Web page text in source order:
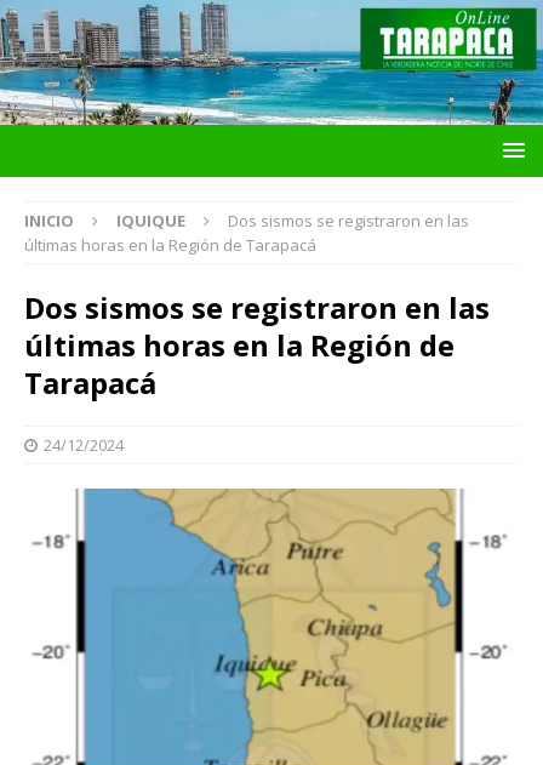
INICIO IQUIQUE
Dos sismos se registraron en las
últimas horas en la Región de Tarapacá
Dos sismos se registraron en las
últimas horas en la Región de
Tarapacá
24/12/2024